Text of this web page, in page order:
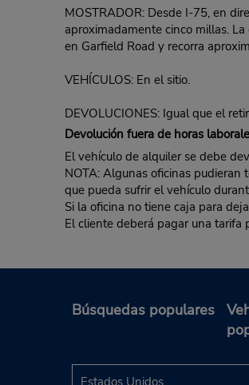
MOSTRADOR: Desde I-75, en
aproximadamente cinco millas.
en Garfield Road y recorra
VEHÍCULOS: En el sitio.
DEVOLUCIONES: Igual que el
Devolución fuera de horas
El vehículo de alquiler se debe
NOTA: Algunas oficinas pudieran
que pueda sufrir el vehículo
Si la oficina no tiene caja para
El cliente deberá pagar una tarifa
Búsquedas populares